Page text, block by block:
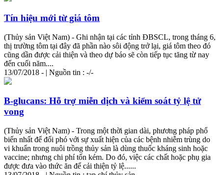
Tín hiệu mới từ giá tôm
(Thủy sản Việt Nam) - Ghi nhận tại các tỉnh ĐBSCL, trong tháng 6,
thị trường tôm tại đây đã phần nào sôi động trở lại, giá tôm theo đó
cũng dần được cải thiện và theo dự báo sẽ còn tiếp tục tăng từ nay
đến cuối năm....
13/07/2018 - | Nguồn tin : -/-
B-glucans: Hỗ trợ miễn dịch và kiểm soát tỷ lệ tử
vong
(Thủy sản Việt Nam) - Trong một thời gian dài, phương pháp phổ
biến nhất để đối phó với sự xuất hiện của các bệnh nhiễm trùng do
vi khuẩn trong nuôi trồng thủy sản là dùng thuốc kháng sinh hoặc
vaccine; nhưng chi phí tốn kém. Do đó, việc các chất hoặc phụ gia
được đưa vào thức ăn để cải thiện tỷ lệ......